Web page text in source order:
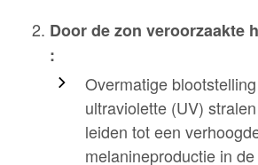
Door de zon veroorzaakte
:
Overmatige
ultraviolette (UV)
leiden tot een
melanineproductie in